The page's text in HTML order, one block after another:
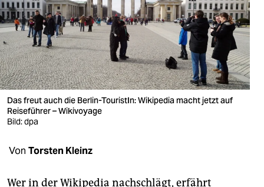
wahrheit
verlag
verlag
veranstaltungen
shop
fragen & hilfe
Das freut auch die Berlin-TouristIn: Wikipedia macht jetzt auf
Reiseführer – Wikivoyage
Bild: dpa
Von Torsten Kleinz
Wer in der Wikipedia nachschlägt, erfährt